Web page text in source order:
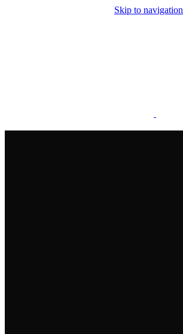
Skip to navigation